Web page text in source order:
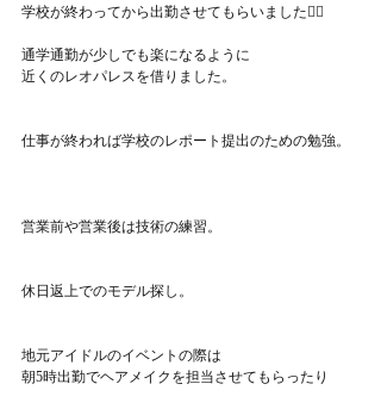
学校が終わってから出勤させてもらいました🏃‍♀️
通学通勤が少しでも楽になるように
近くのレオパレスを借りました。
仕事が終われば学校のレポート提出のための勉強。
営業前や営業後は技術の練習。
休日返上でのモデル探し。
地元アイドルのイベントの際は
朝5時出勤でヘアメイクを担当させてもらったり